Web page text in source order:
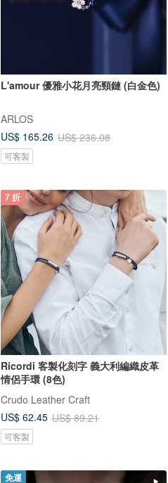
L'amour 優雅小花月亮頸鏈 (白金色)
ARLOS
US$ 165.26 US$ 236.08
可客製
7 折
Ricordi 客製化刻字 義大利編織皮革
情侶手環 (8色)
Crudo Leather Craft
US$ 62.45 US$ 89.21
可客製
免運